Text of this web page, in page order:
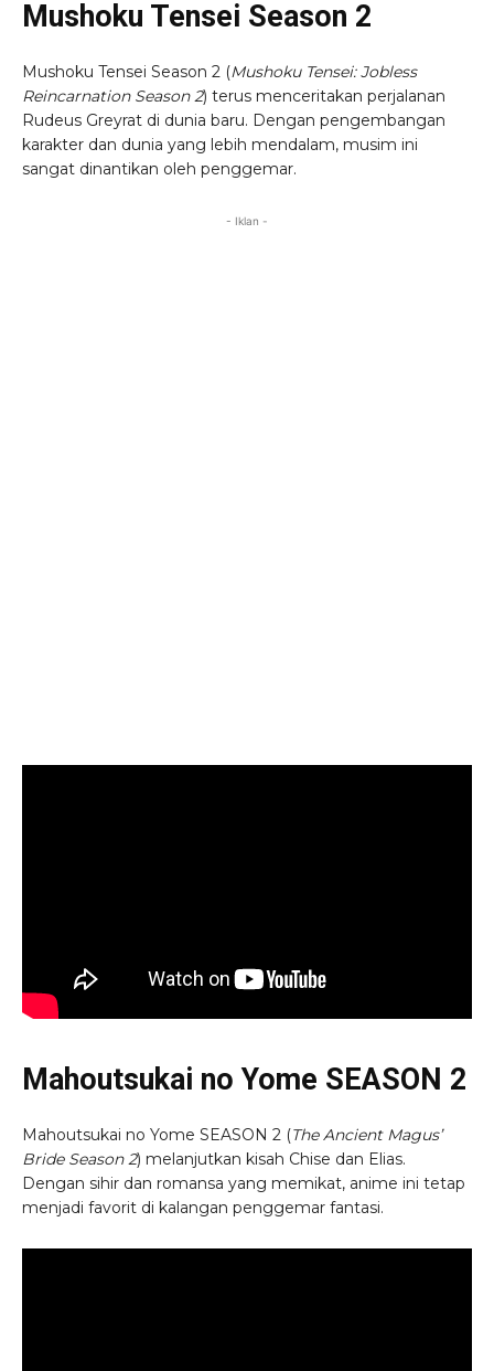
Mushoku Tensei Season 2
Mushoku Tensei Season 2 (Mushoku Tensei: Jobless
Reincarnation Season 2) terus menceritakan perjalanan
Rudeus Greyrat di dunia baru. Dengan pengembangan
karakter dan dunia yang lebih mendalam, musim ini
sangat dinantikan oleh penggemar.
- Iklan -
Mahoutsukai no Yome SEASON 2
Mahoutsukai no Yome SEASON 2 (The Ancient Magus’
Bride Season 2) melanjutkan kisah Chise dan Elias.
Dengan sihir dan romansa yang memikat, anime ini tetap
menjadi favorit di kalangan penggemar fantasi.